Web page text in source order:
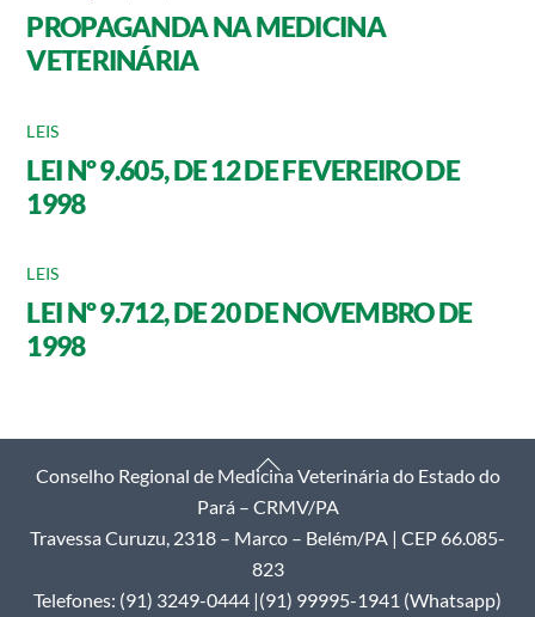
PROPAGANDA NA MEDICINA
VETERINÁRIA
LEIS
LEI Nº 9.605, DE 12 DE FEVEREIRO DE
1998
LEIS
LEI Nº 9.712, DE 20 DE NOVEMBRO DE
1998
Back
To
Top
Conselho Regional de Medicina Veterinária do Estado do
Pará – CRMV/PA
Travessa Curuzu, 2318 – Marco – Belém/PA | CEP 66.085-
823
Telefones: (91) 3249-0444 |(91) 99995-1941 (Whatsapp)